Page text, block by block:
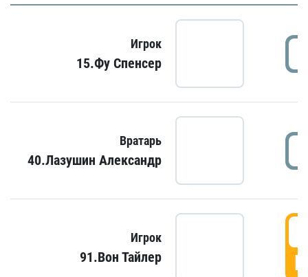
Игрок
15.Фу Спенсер
Вратарь
40.Лазушин Александр
Игрок
91.Вон Тайлер